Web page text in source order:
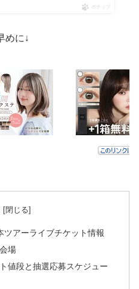
ポチップ
めに↓
アーライブチケット情報
場
値段と抽選応募スケジュー